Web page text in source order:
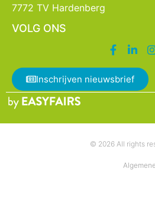
7772 TV Hardenberg
VOLG ONS
Inschrijven nieuwsbrief
© 2026 All rights